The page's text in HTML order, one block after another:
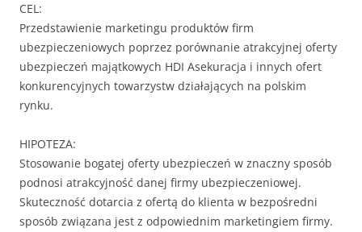
CEL:
Przedstawienie marketingu produktów firm
ubezpieczeniowych poprzez porównanie atrakcyjnej oferty
ubezpieczeń majątkowych HDI Asekuracja i innych ofert
konkurencyjnych towarzystw działających na polskim
rynku.
HIPOTEZA:
Stosowanie bogatej oferty ubezpieczeń w znaczny sposób
podnosi atrakcyjność danej firmy ubezpieczeniowej.
Skuteczność dotarcia z ofertą do klienta w bezpośredni
sposób związana jest z odpowiednim marketingiem firmy.